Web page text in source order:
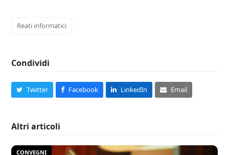
Reati informatici
Condividi
Twitter Facebook LinkedIn Email
Altri articoli
CONVEGNI